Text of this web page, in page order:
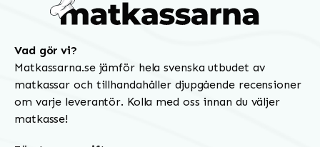
Vad gör vi?
Matkassarna.se jämför hela svenska utbudet av
matkassar och tillhandahåller djupgående recensioner
om varje leverantör. Kolla med oss innan du väljer
matkasse!